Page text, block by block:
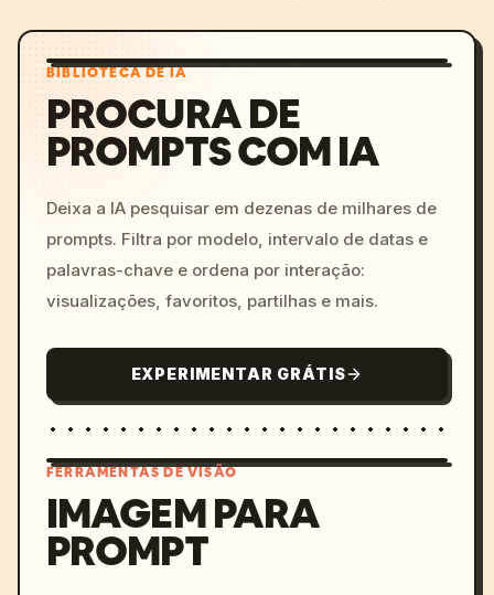
BIBLIOTECA DE IA
PROCURA DE
PROMPTS COM IA
Deixa a IA pesquisar em dezenas de milhares de
prompts. Filtra por modelo, intervalo de datas e
palavras-chave e ordena por interação:
visualizações, favoritos, partilhas e mais.
EXPERIMENTAR GRÁTIS
FERRAMENTAS DE VISÃO
IMAGEM PARA
PROMPT